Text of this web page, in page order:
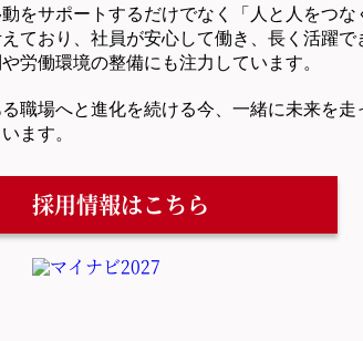
をサポートするだけでなく「人と人をつな
ており、社員が安心して働き、長く活躍で
労働環境の整備にも注力しています。
職場へと進化を続ける今、一緒に未来を走
ます。
採用情報はこちら